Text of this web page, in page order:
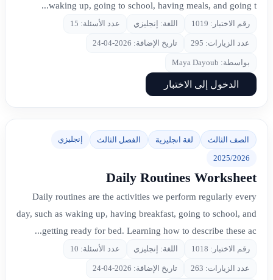
waking up, going to school, having meals, and going t...
رقم الاختبار: 1019 اللغة: إنجليزي عدد الأسئلة: 15
عدد الزيارات: 295 تاريخ الإضافة: 2026-04-24
بواسطة: Maya Dayoub
الدخول إلى الاختبار
الصف الثالث لغة انجليزية الفصل الثالث إنجليزي
2025/2026
Daily Routines Worksheet
Daily routines are the activities we perform regularly every
day, such as waking up, having breakfast, going to school, and
getting ready for bed. Learning how to describe these ac...
رقم الاختبار: 1018 اللغة: إنجليزي عدد الأسئلة: 10
عدد الزيارات: 263 تاريخ الإضافة: 2026-04-24